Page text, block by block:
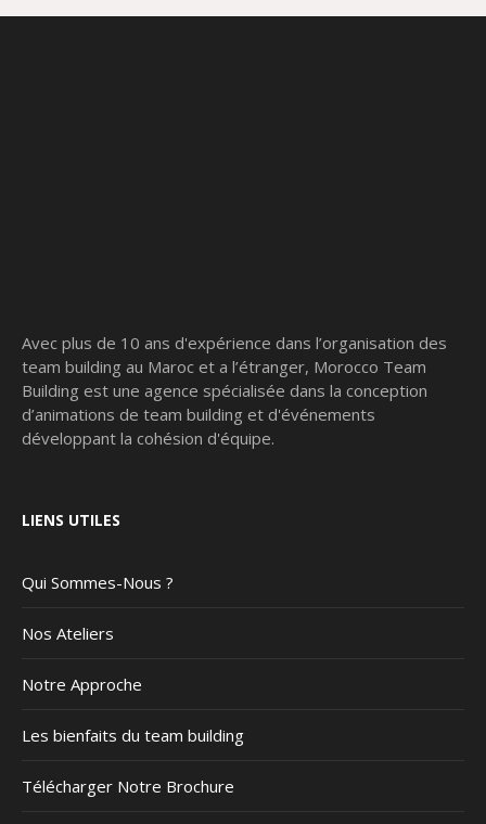
Avec plus de 10 ans d'expérience dans l’organisation des
team building au Maroc et a l’étranger, Morocco Team
Building est une agence spécialisée dans la conception
d’animations de team building et d'événements
développant la cohésion d'équipe.
LIENS UTILES
Qui Sommes-Nous ?
Nos Ateliers
Notre Approche
Les bienfaits du team building
Télécharger Notre Brochure